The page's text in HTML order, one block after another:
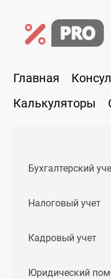
Главная
Калькуляторы
Бухгалтерский
Налоговый учет
Кадровый учет
Юридический